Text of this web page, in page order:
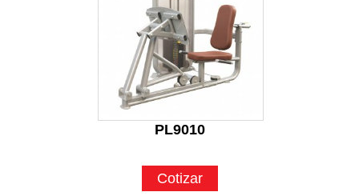
PL9010
Cotizar